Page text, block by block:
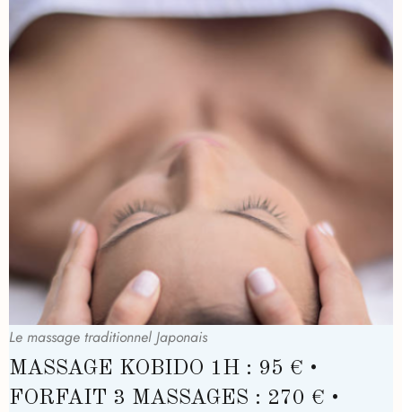
Le massage traditionnel Japonais
MASSAGE KOBIDO 1H : 95 € •
FORFAIT 3 MASSAGES : 270 € •